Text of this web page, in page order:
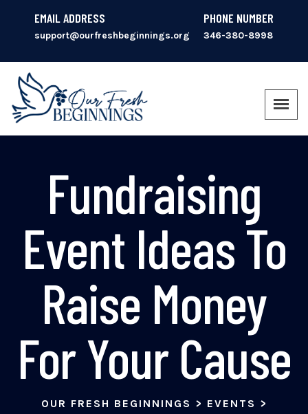
EMAIL ADDRESS
support@ourfreshbeginnings.org
PHONE NUMBER
346-380-8998
Fundraising
Event Ideas To
Raise Money
For Your Cause
OUR FRESH BEGINNINGS > EVENTS >